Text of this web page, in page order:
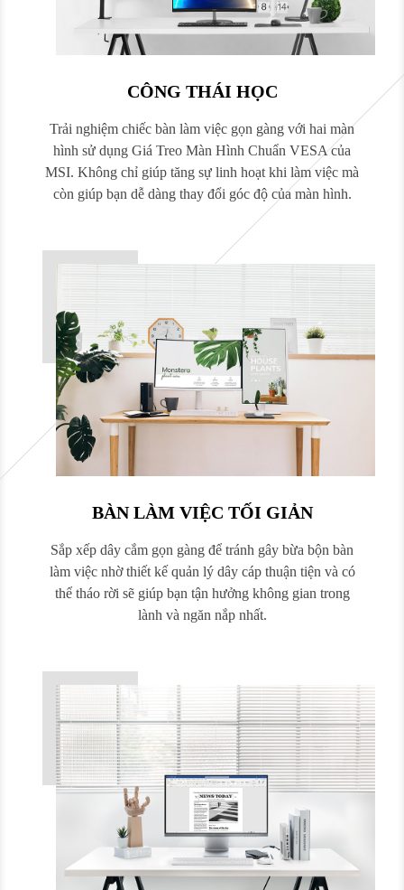
CÔNG THÁI HỌC
Trải nghiệm chiếc bàn làm việc gọn gàng với hai màn
hình sử dụng Giá Treo Màn Hình Chuẩn VESA của
MSI. Không chỉ giúp tăng sự linh hoạt khi làm việc mà
còn giúp bạn dễ dàng thay đổi góc độ của màn hình.
BÀN LÀM VIỆC TỐI GIẢN
Sắp xếp dây cắm gọn gàng để tránh gây bừa bộn bàn
làm việc nhờ thiết kế quản lý dây cáp thuận tiện và có
thể tháo rời sẽ giúp bạn tận hưởng không gian trong
lành và ngăn nắp nhất.